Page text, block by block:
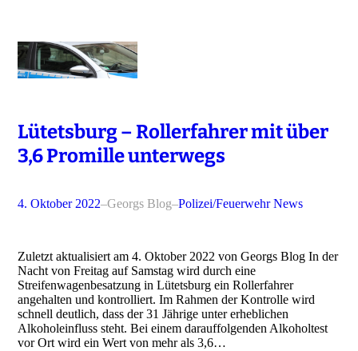
Lütetsburg – Rollerfahrer mit über
3,6 Promille unterwegs
4. Oktober 2022–Georgs Blog–Polizei/Feuerwehr News
Zuletzt aktualisiert am 4. Oktober 2022 von Georgs Blog In der
Nacht von Freitag auf Samstag wird durch eine
Streifenwagenbesatzung in Lütetsburg ein Rollerfahrer
angehalten und kontrolliert. Im Rahmen der Kontrolle wird
schnell deutlich, dass der 31 Jährige unter erheblichen
Alkoholeinfluss steht. Bei einem darauffolgenden Alkoholtest
vor Ort wird ein Wert von mehr als 3,6…